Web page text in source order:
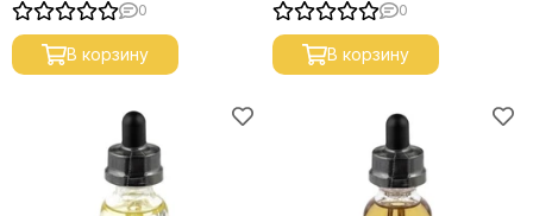
0
В корзину
0
В корзину